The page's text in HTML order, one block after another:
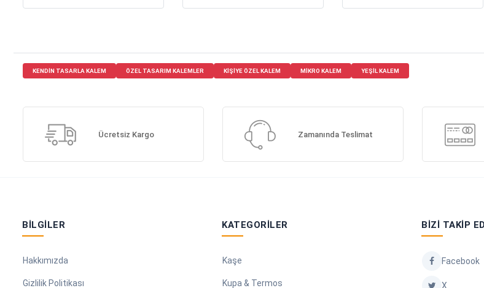
KENDIN TASARLA KALEM ÖZEL TASARIM KALEMLER KIŞIYE ÖZEL KALEM MIKRO KALEM YEŞIL KALEM
Ücretsiz Kargo Zamanında Teslimat
BILGILER
Hakkımızda
Gizlilik Politikası
KATEGORILER
Kaşe
Kupa & Termos
BIZI TAKIP
Facebook
X